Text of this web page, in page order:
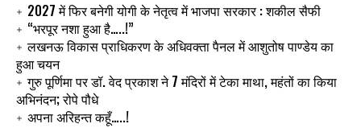
2027 में फिर बनेगी योगी के नेतृत्व में भाजपा सरकार : शकील सैफी
“भरपूर नशा हुआ है…..!”
लखनऊ विकास प्राधिकरण के अधिवक्ता पैनल में आशुतोष पाण्डेय का
हुआ चयन
गुरु पूर्णिमा पर डॉ. वेद प्रकाश ने 7 मंदिरों में टेका माथा, महंतों का किया
अभिनंदन; रोपे पौधे
अपना अरिहन्त कहूँ…..!